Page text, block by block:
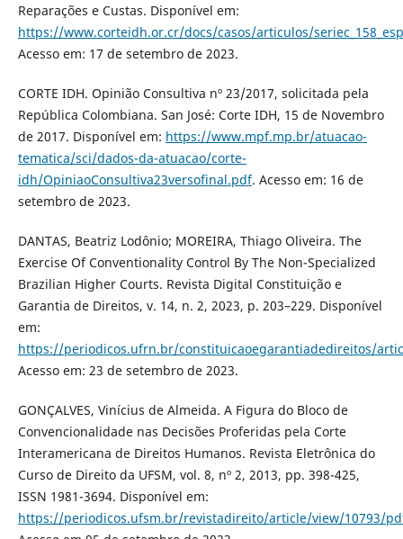
Reparações e Custas. Disponível em:
https://www.corteidh.or.cr/docs/casos/articulos/
Acesso em: 17 de setembro de 2023.
CORTE IDH. Opinião Consultiva nº 23/2017, solicitada pela
República Colombiana. San José: Corte IDH, 15 de Novembro
de 2017. Disponível em: https://www.mpf.mp.br/atuacao-
tematica/sci/dados-da-atuacao/corte-
idh/OpiniaoConsultiva23versofinal.pdf. Acesso em: 16 de
setembro de 2023.
DANTAS, Beatriz Lodônio; MOREIRA, Thiago Oliveira. The
Exercise Of Conventionality Control By The Non-Specialized
Brazilian Higher Courts. Revista Digital Constituição e
Garantia de Direitos, v. 14, n. 2, 2023, p. 203–229. Disponível
em:
https://periodicos.ufrn.br/constituicaoegarantiadedireitos/
Acesso em: 23 de setembro de 2023.
GONÇALVES, Vinícius de Almeida. A Figura do Bloco de
Convencionalidade nas Decisões Proferidas pela Corte
Interamericana de Direitos Humanos. Revista Eletrônica do
Curso de Direito da UFSM, vol. 8, nº 2, 2013, pp. 398-425,
ISSN 1981-3694. Disponível em:
https://periodicos.ufsm.br/revistadireito/article/view/10793/